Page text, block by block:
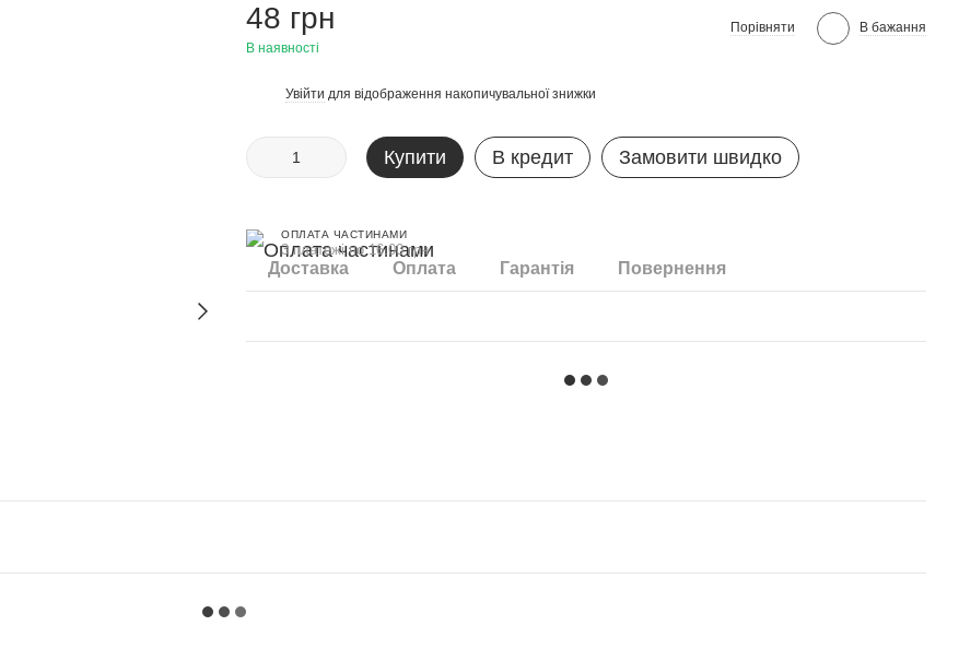
48 грн
В наявності
Порівняти В бажання
Увійти для відображення накопичувальної знижки
Купити В кредит Замовити швидко
ОПЛАТА ЧАСТИНАМИ
3 платежі по 16.00 грн
Доставка Оплата Гарантія Повернення